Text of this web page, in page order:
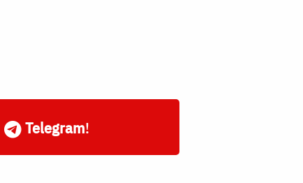
Telegram!